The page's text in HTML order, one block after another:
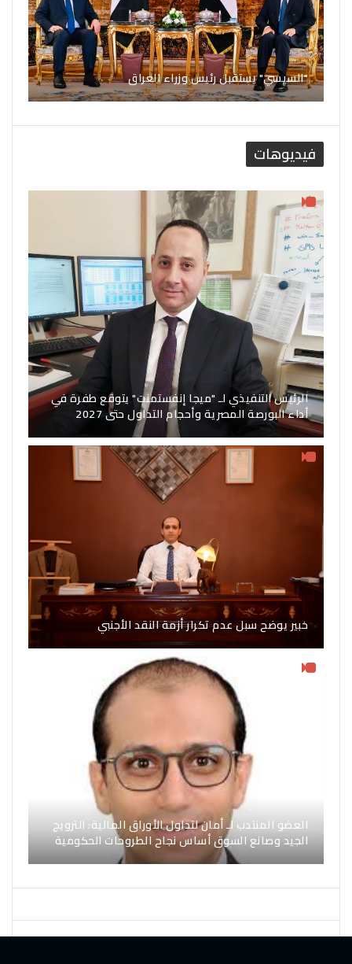
"السيسي" يستقبل رئيس وزراء العراق
فيديوهات
الرئيس التنفيذي لـ "ميجا إنفستمنت" يتوقع طفرة في
أداء البورصة المصرية وأحجام التداول حتى 2027
خبير يوضح سبل عدم تكرار أزمة النقد الأجنبي
العضو المنتدب لـ أمان لتداول الأوراق المالية: الترويج
الجيد وصانع السوق أساس نجاح الطروحات الحكومية